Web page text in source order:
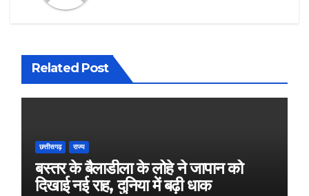
Related Post
छत्तीसगढ़ राज्य
बस्तर के बैलाडीला के लोहे ने जापान को
दिखाई नई राह, दुनिया में बढ़ी धाक